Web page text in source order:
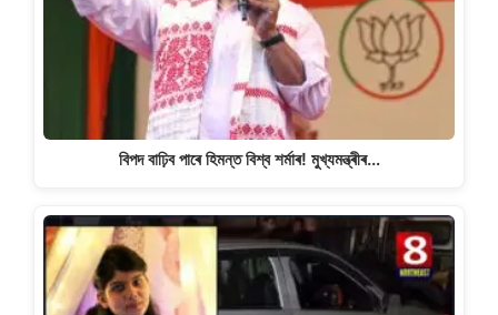
বিপদ বাঢ়িব পাৰে হিমন্ত বিশ্ব শৰ্মাৰ! মুখ্যমন্ত্ৰীৰ…